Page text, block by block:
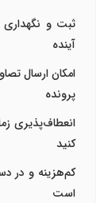
ثبت و نگهداری
آینده
امکان ارسال
پرونده
انعطاف‌پذیری
کنید
کم‌هزینه و در
است